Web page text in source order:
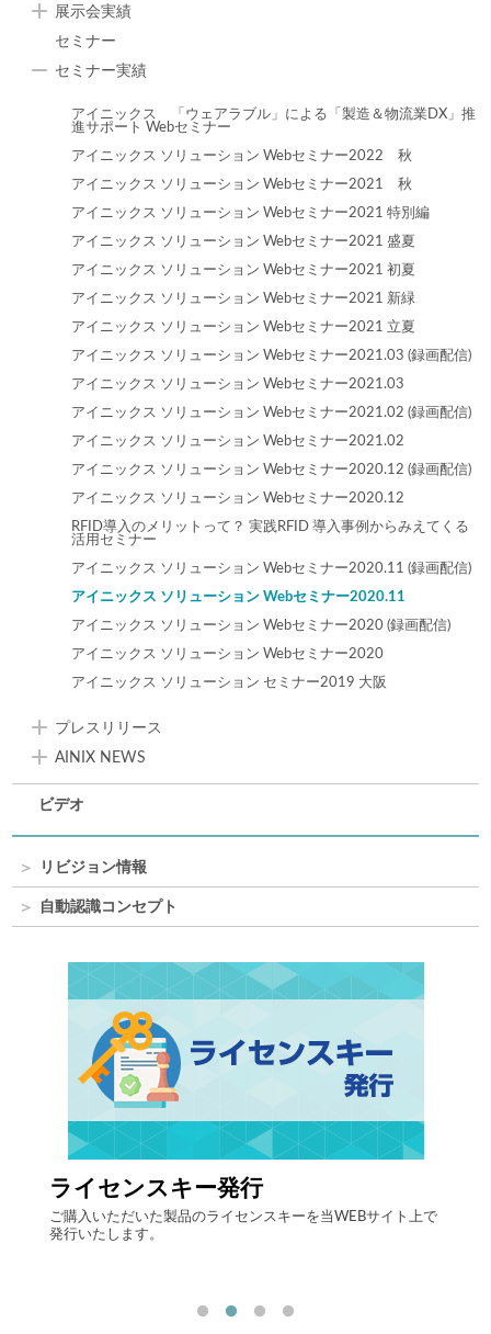
展示会実績
セミナー
セミナー実績
アイニックス 「ウェアラブル」による「製造＆物流業DX」推
進サポート Webセミナー
アイニックス ソリューション Webセミナー2022 秋
アイニックス ソリューション Webセミナー2021 秋
アイニックス ソリューション Webセミナー2021 特別編
アイニックス ソリューション Webセミナー2021 盛夏
アイニックス ソリューション Webセミナー2021 初夏
アイニックス ソリューション Webセミナー2021 新緑
アイニックス ソリューション Webセミナー2021 立夏
アイニックス ソリューション Webセミナー2021.03 (録画配信)
アイニックス ソリューション Webセミナー2021.03
アイニックス ソリューション Webセミナー2021.02 (録画配信)
アイニックス ソリューション Webセミナー2021.02
アイニックス ソリューション Webセミナー2020.12 (録画配信)
アイニックス ソリューション Webセミナー2020.12
RFID導入のメリットって？ 実践RFID 導入事例からみえてくる
活用セミナー
アイニックス ソリューション Webセミナー2020.11 (録画配信)
アイニックス ソリューション Webセミナー2020.11
アイニックス ソリューション Webセミナー2020 (録画配信)
アイニックス ソリューション Webセミナー2020
アイニックス ソリューション セミナー2019 大阪
プレスリリース
AINIX NEWS
ビデオ
リビジョン情報
自動認識コンセプト
ライセンスキー発行
ご購入いただいた製品のライセンスキーを当WEBサイト上で
発行いたします。